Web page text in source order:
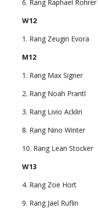
6. Rang Raphael Rohrer
W12
1. Rang Zeugin Evora
M12
1. Rang Max Signer
2. Rang Noah Prantl
3. Rang Livio Acklin
8. Rang Nino Winter
10. Rang Lean Stocker
W13
4. Rang Zoe Hort
9. Rang Jael Ruflin